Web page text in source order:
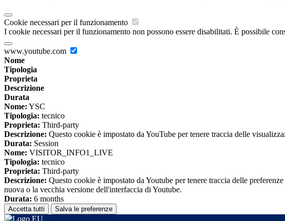
Cookie necessari per il funzionamento
I cookie necessari per il funzionamento non possono essere disabilitati. È possibile
www.youtube.com
Nome
Tipologia
Proprieta
Descrizione
Durata
Nome: YSC
Tipologia: tecnico
Proprieta: Third-party
Descrizione: Questo cookie è impostato da YouTube per tenere traccia delle
Durata: Session
Nome: VISITOR_INFO1_LIVE
Tipologia: tecnico
Proprieta: Third-party
Descrizione: Questo cookie è impostato da Youtube per tenere traccia delle
nuova o la vecchia versione dell'interfaccia di Youtube.
Durata: 6 months
Accetta tutti Salva le preferenze